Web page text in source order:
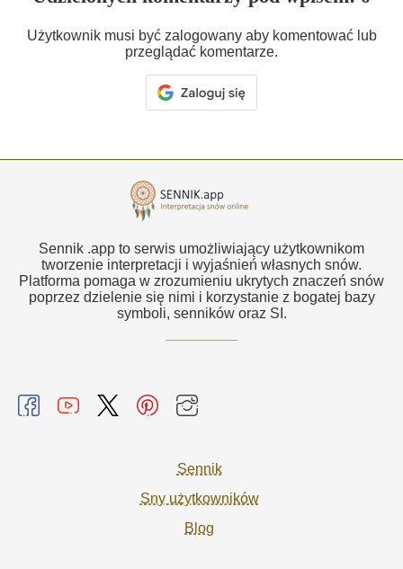
Użytkownik musi być zalogowany aby komentować lub
przeglądać komentarze.
Sennik .app to serwis umożliwiający użytkownikom
tworzenie interpretacji i wyjaśnień własnych snów.
Platforma pomaga w zrozumieniu ukrytych znaczeń snów
poprzez dzielenie się nimi i korzystanie z bogatej bazy
symboli, senników oraz SI.
Sennik
Sny użytkowników
Blog